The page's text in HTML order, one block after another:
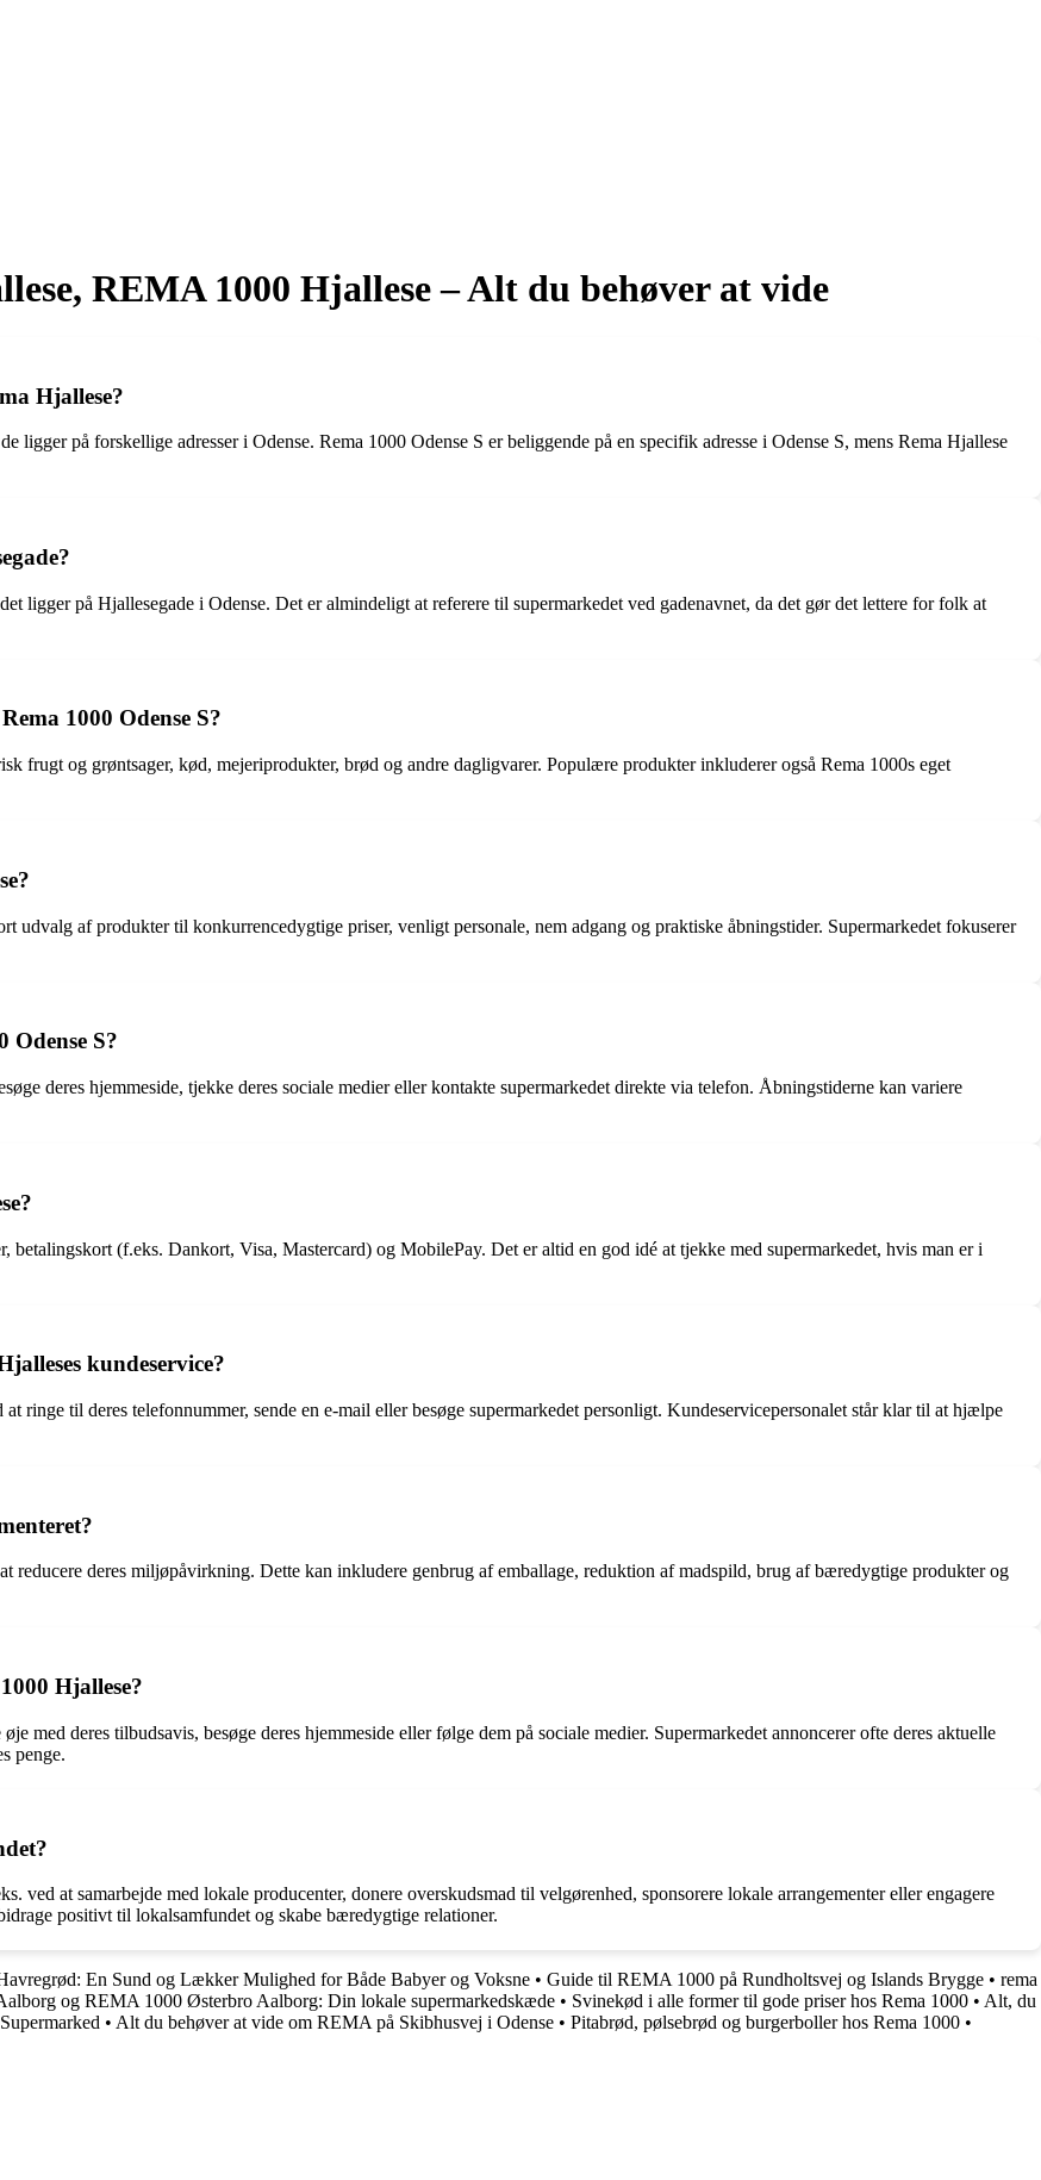
REMA 1000 Hjallese – Alt du behøver at vide
Hjallese?
ligger på forskellige adresser i Odense. Rema 1000 Odense S er beliggende på en specifik adresse i Odense S, mens Rema Hjallese
ligger på Hjallesegade i Odense. Det er almindeligt at referere til supermarkedet ved gadenavnet, da det gør det lettere for folk at
1000 Odense S?
frugt og grøntsager, kød, mejeriprodukter, brød og andre dagligvarer. Populære produkter inkluderer også Rema 1000s eget
udvalg af produkter til konkurrencedygtige priser, venligt personale, nem adgang og praktiske åbningstider. Supermarkedet fokuserer
S?
deres hjemmeside, tjekke deres sociale medier eller kontakte supermarkedet direkte via telefon. Åbningstiderne kan variere
betalingskort (f.eks. Dankort, Visa, Mastercard) og MobilePay. Det er altid en god idé at tjekke med supermarkedet, hvis man er i
kundeservice?
ringe til deres telefonnummer, sende en e-mail eller besøge supermarkedet personligt. Kundeservicepersonalet står klar til at hjælpe
reducere deres miljøpåvirkning. Dette kan inkludere genbrug af emballage, reduktion af madspild, brug af bæredygtige produkter og
Hjallese?
med deres tilbudsavis, besøge deres hjemmeside eller følge dem på sociale medier. Supermarkedet annoncerer ofte deres aktuelle
penge.
ved at samarbejde med lokale producenter, donere overskudsmad til velgørenhed, sponsorere lokale arrangementer eller engagere
positivt til lokalsamfundet og skabe bæredygtige relationer.
En Sund og Lækker Mulighed for Både Babyer og Voksne • Guide til REMA 1000 på Rundholtsvej og Islands Brygge • rema
og REMA 1000 Østerbro Aalborg: Din lokale supermarkedskæde • Svinekød i alle former til gode priser hos Rema 1000 • Alt, du
• Alt du behøver at vide om REMA på Skibhusvej i Odense • Pitabrød, pølsebrød og burgerboller hos Rema 1000 •